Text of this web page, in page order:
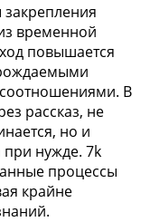
закрепления
временной
повышается
В
рассказ, не
но и
нужде. 7k
процессы
крайне